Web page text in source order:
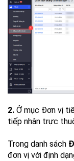
2. Ở mục Đơn vị
tiếp nhận trực
Trong danh sách
đơn vị với định